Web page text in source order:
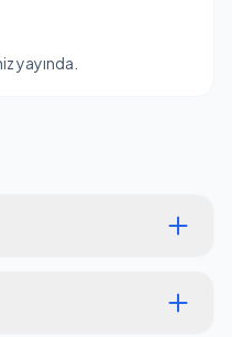
yayında.